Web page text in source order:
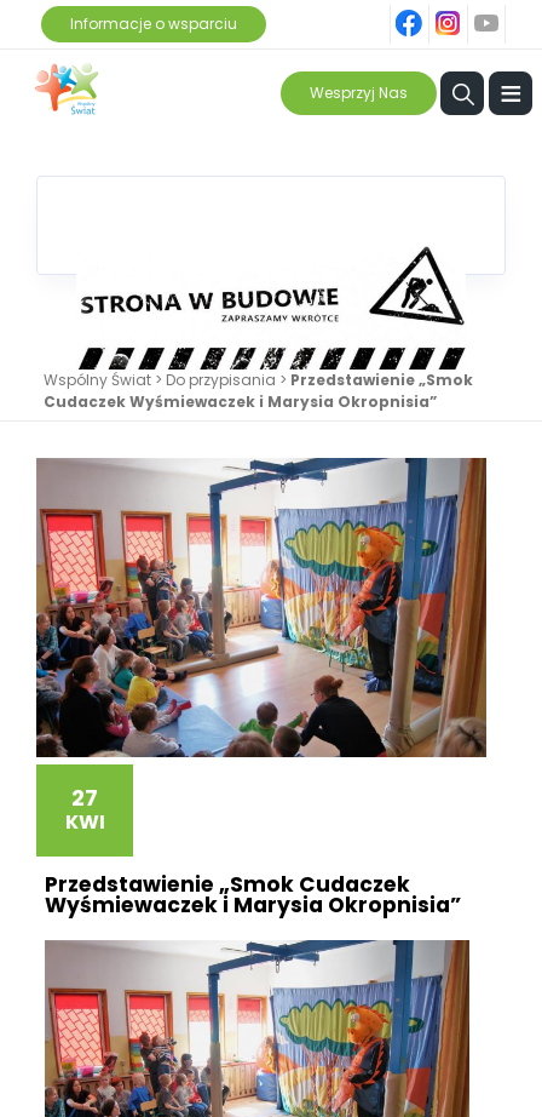
Informacje o wsparciu
ins
Wesprzyj Nas ≡
Wspólny Świat > Do przypisania > Przedstawienie „Smok
Cudaczek Wyśmiewaczek i Marysia Okropnisia”
27
KWI
Przedstawienie „Smok Cudaczek
Wyśmiewaczek i Marysia Okropnisia”